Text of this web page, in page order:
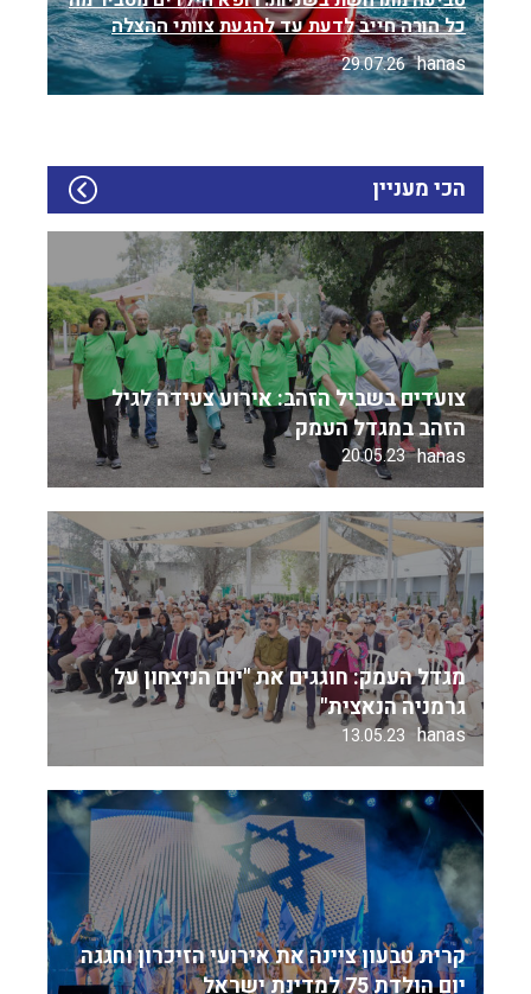
כל הורה חייב לדעת עד להגעת צוותי ההצלה
hanas
29.07.26
הכי מעניין
צועדים בשביל הזהב: אירוע צעידה לגיל
הזהב במגדל העמק
hanas
20.05.23
מגדל העמק: חוגגים את "יום הניצחון על
גרמניה הנאצית"
hanas
13.05.23
קרית טבעון ציינה את אירועי הזיכרון וחגגה
יום הולדת 75 למדינת ישראל